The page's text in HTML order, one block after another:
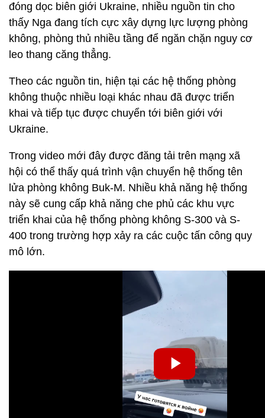
đóng dọc biên giới Ukraine, nhiều nguồn tin cho
thấy Nga đang tích cực xây dựng lực lượng phòng
không, phòng thủ nhiều tầng để ngăn chặn nguy cơ
leo thang căng thẳng.
Theo các nguồn tin, hiện tại các hệ thống phòng
không thuộc nhiều loại khác nhau đã được triển
khai và tiếp tục được chuyển tới biên giới với
Ukraine.
Trong video mới đây được đăng tải trên mạng xã
hội có thể thấy quá trình vận chuyển hệ thống tên
lửa phòng không Buk-M. Nhiều khả năng hệ thống
này sẽ cung cấp khả năng che phủ các khu vực
triển khai của hệ thống phòng không S-300 và S-
400 trong trường hợp xảy ra các cuộc tấn công quy
mô lớn.